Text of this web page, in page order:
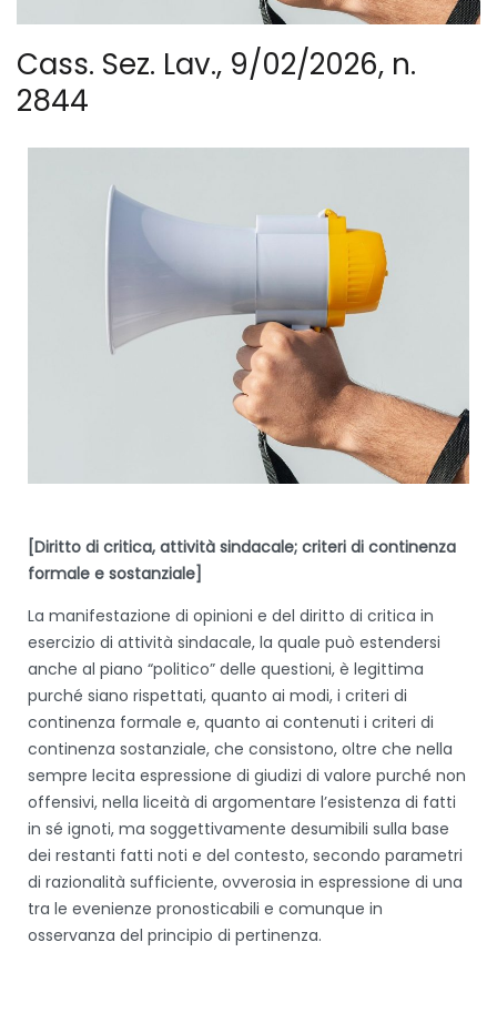
Cass. Sez. Lav., 9/02/2026, n.
2844
[Diritto di critica, attività sindacale; criteri di continenza
formale e sostanziale]
La manifestazione di opinioni e del diritto di critica in
esercizio di attività sindacale, la quale può estendersi
anche al piano “politico” delle questioni, è legittima
purché siano rispettati, quanto ai modi, i criteri di
continenza formale e, quanto ai contenuti i criteri di
continenza sostanziale, che consistono, oltre che nella
sempre lecita espressione di giudizi di valore purché non
offensivi, nella liceità di argomentare l’esistenza di fatti
in sé ignoti, ma soggettivamente desumibili sulla base
dei restanti fatti noti e del contesto, secondo parametri
di razionalità sufficiente, ovverosia in espressione di una
tra le evenienze pronosticabili e comunque in
osservanza del principio di pertinenza.